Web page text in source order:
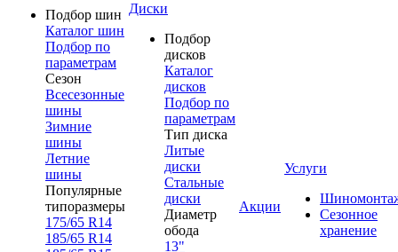
Подбор шин
Каталог шин
Подбор по
параметрам
Сезон
Всесезонные
шины
Зимние
шины
Летние
шины
Популярные
типоразмеры
175/65 R14
185/65 R14
Диски
Подбор
дисков
Каталог
дисков
Подбор по
параметрам
Тип диска
Литые
диски
Стальные
диски
Диаметр
обода
13"
Акции
Услуги
Сезонное
хранение